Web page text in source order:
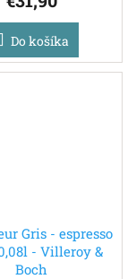
Do košíka
Gris - espresso
- Villeroy &
Boch